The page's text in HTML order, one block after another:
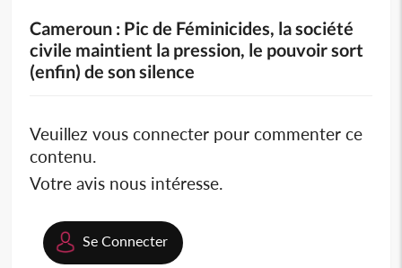
Cameroun : Pic de Féminicides, la société
civile maintient la pression, le pouvoir sort
(enfin) de son silence
Veuillez vous connecter pour commenter ce
contenu.
Votre avis nous intéresse.
Se Connecter